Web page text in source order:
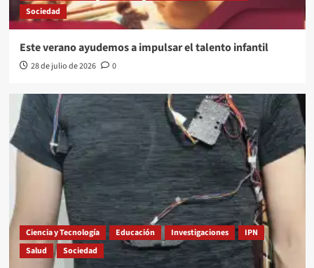
Sociedad
Este verano ayudemos a impulsar el talento infantil
28 de julio de 2026 0
Ciencia y Tecnología Educación Investigaciones
IPN
Salud
Sociedad